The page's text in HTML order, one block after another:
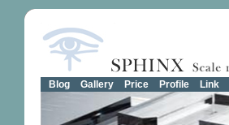
Blog Gallery Price Profile Link